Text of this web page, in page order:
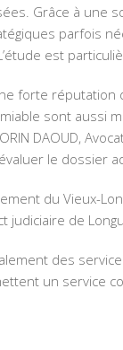
Grâce à une
parfois
est
forte
sont aussi
DAOUD,
le
du Vieux-
judiciaire de
des
un service